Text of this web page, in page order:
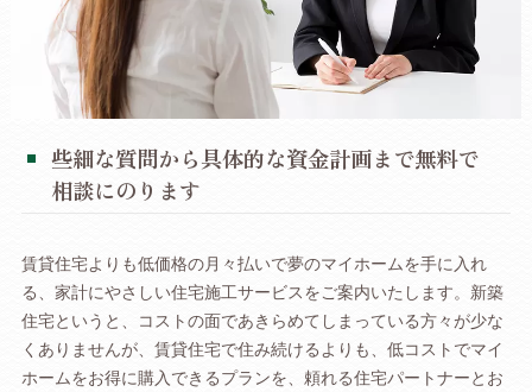
些細な質問から具体的な資金計画まで無料で
相談にのります
賃貸住宅よりも低価格の月々払いで夢のマイホームを手に入れ
る、家計にやさしい住宅施工サービスをご案内いたします。新築
住宅というと、コストの面であきらめてしまっている方々が少な
くありませんが、賃貸住宅で住み続けるよりも、低コストでマイ
ホームをお得に購入できるプランを、頼れる住宅パートナーとお